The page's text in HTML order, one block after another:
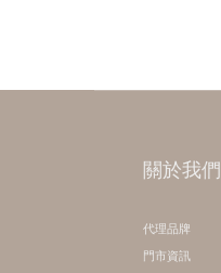
關於我們
代理品牌
門市資訊